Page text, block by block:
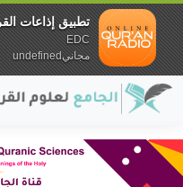
تطبيق إذاعات
EDC
مجانيundefined